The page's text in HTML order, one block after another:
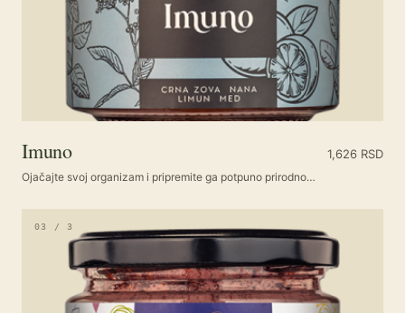
Imuno 1,626 RSD
Ojačajte svoj organizam i pripremite ga potpuno prirodno…
03 / 3